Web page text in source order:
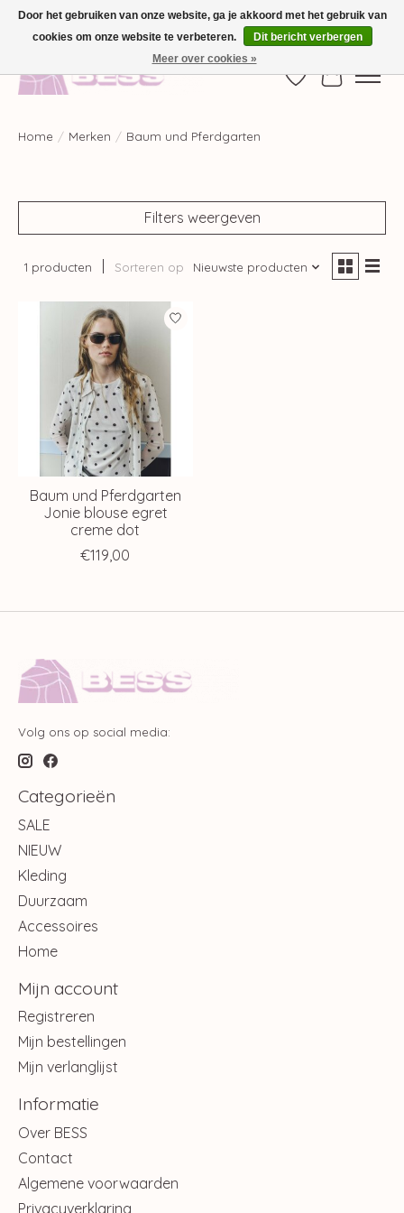
GRATIS VERZENDING VANAF €100,-
Verlanglijst
Home / Merken / Baum und Pferdgarten
Filters weergeven
1 producten Sorteren op Nieuwste producten
Baum und Pferdgarten
Jonie blouse egret
creme dot
€119,00
Volg ons op social media:
Categorieën
SALE
NIEUW
Kleding
Duurzaam
Accessoires
Home
Mijn account
Registreren
Mijn bestellingen
Mijn verlanglijst
Informatie
Over BESS
Contact
Algemene voorwaarden
Privacyverklaring
Door het gebruiken van onze website, ga je akkoord met het gebruik van
cookies om onze website te verbeteren.
Dit bericht verbergen
Meer over cookies »